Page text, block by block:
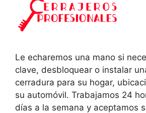
Le echaremos una mano si
clave, desbloquear o instalar
cerradura para su hogar,
su automóvil. Trabajamos 24
días a la semana y aceptamos